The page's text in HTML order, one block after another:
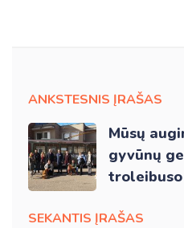
ANKSTESNIS ĮRAŠAS
Mūsų
gyvūnų
SEKANTIS ĮRAŠAS